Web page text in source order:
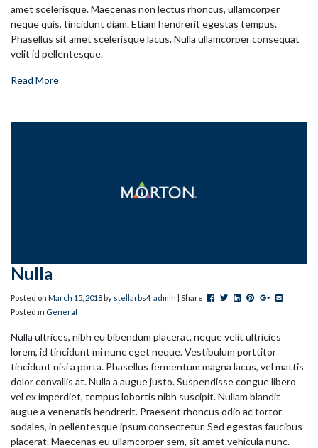
amet scelerisque. Maecenas non lectus rhoncus, ullamcorper
neque quis, tincidunt diam. Etiam hendrerit egestas tempus.
Phasellus sit amet scelerisque lacus. Nulla ullamcorper consequat
velit id pellentesque.
Read More
Nulla
Posted on March 15 2018by stellarbs4_admin | Share Post this to Facebook
Tweet this
Share this on
Pin this on
+1 this on
Share
Posted in General
Nulla ultrices, nibh eu bibendum placerat, neque velit ultricies
lorem, id tincidunt mi nunc eget neque. Vestibulum porttitor
tincidunt nisi a porta. Phasellus fermentum magna lacus, vel mattis
dolor convallis at. Nulla a augue justo. Suspendisse congue libero
vel ex imperdiet, tempus lobortis nibh suscipit. Nullam blandit
augue a venenatis hendrerit. Praesent rhoncus odio ac tortor
sodales, in pellentesque ipsum consectetur. Sed egestas faucibus
placerat. Maecenas eu ullamcorper sem, sit amet vehicula nunc.